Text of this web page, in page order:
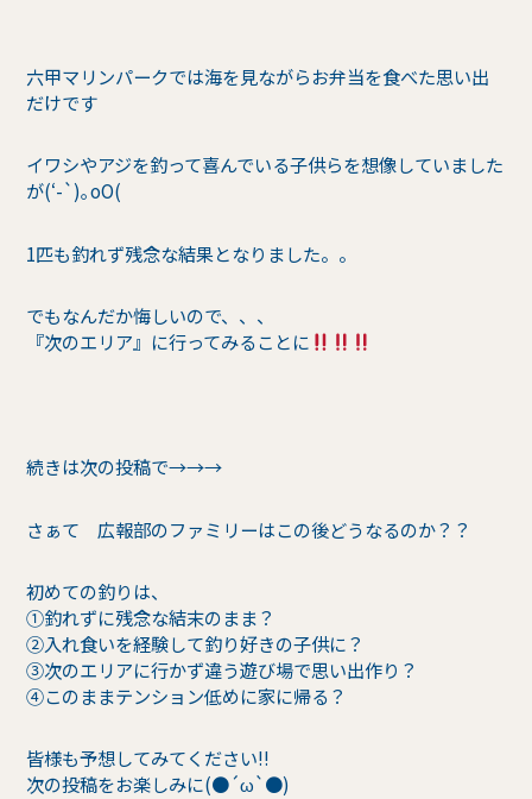
六甲マリンパークでは海を見ながらお弁当を食べた思い出
だけです
イワシやアジを釣って喜んでいる子供らを想像していました
が(‘-`)｡oO(
1匹も釣れず残念な結果となりました。。
でもなんだか悔しいので、、、
『次のエリア』に行ってみることに
続きは次の投稿で→→→
さぁて 広報部のファミリーはこの後どうなるのか？？
初めての釣りは、
①釣れずに残念な結末のまま？
②入れ食いを経験して釣り好きの子供に？
③次のエリアに行かず違う遊び場で思い出作り？
④このままテンション低めに家に帰る？
皆様も予想してみてください!!
次の投稿をお楽しみに(●´ω`●)